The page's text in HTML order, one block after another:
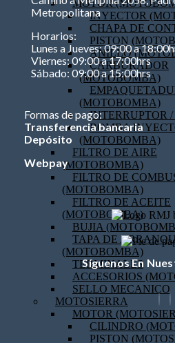
MOTOR
INYECTOR
CHAPA DE
PISTON
ANILLO
CARBURADOR
(MOTOBOMBA)
(MOTOBOMBA)
INTERRUPTOR /
BOMBA
(MOTOBOMBA)
FILTRO DE AIRE
(MOTOBOMBA)
FILTRO DE
(MOTOBOMBA)
FILTRO DE ACEITE
(MOTOBOMBA)
BUJIA
TAPA DE
(MOTOBOMBA)
TERMINALES
ACCESORIOS
SELLO MECANICO
MOTOSIERRA
MOTOR
CILINDRO
PISTON
Metropolitana
Horarios:
Lunes a Jueves: 09:00 a
Viernes: 09:00 a 17:00hrs
Sábado: 09:00 a 15:00hrs
Formas de pago:
Transferencia bancaria
Depósito
Webpay
Síguenos En